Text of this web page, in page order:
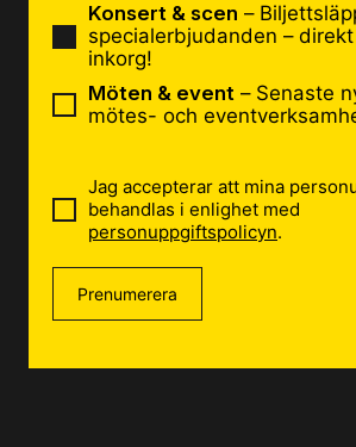
Konsert & scen –
specialerbjudanden –
inkorg!
Möten & event – Senaste
mötes- och
Jag accepterar att mina
behandlas i enlighet med
personuppgiftspolicyn.
Prenumerera